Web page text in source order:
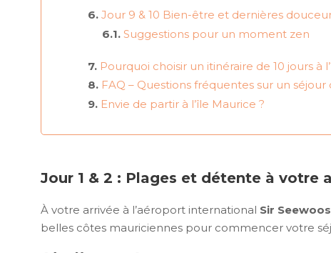
Jour 9 & 10 Bien-être et dernières
Suggestions pour un moment zen
Pourquoi choisir un itinéraire de 10 jours à
FAQ – Questions fréquentes sur un séjour
Envie de partir à l’île Maurice ?
Jour 1 & 2 : Plages et détente à votre
À votre arrivée à l’aéroport international Sir
belles côtes mauriciennes pour commencer votre